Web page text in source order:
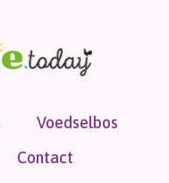
Voedselbos
Contact